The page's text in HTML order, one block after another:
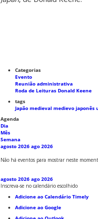
Categorias
Evento
Reunião administrativa
Roda de Leituras Donald Keene
tags
Japão medieval medievo japonês
Agenda
Dia
Mês
Semana
agosto 2026 ago 2026
Não há eventos para mostrar neste
agosto 2026 ago 2026
Inscreva-se no calendário escolhido
Adicione ao Calendário Timely
Adicione ao Google